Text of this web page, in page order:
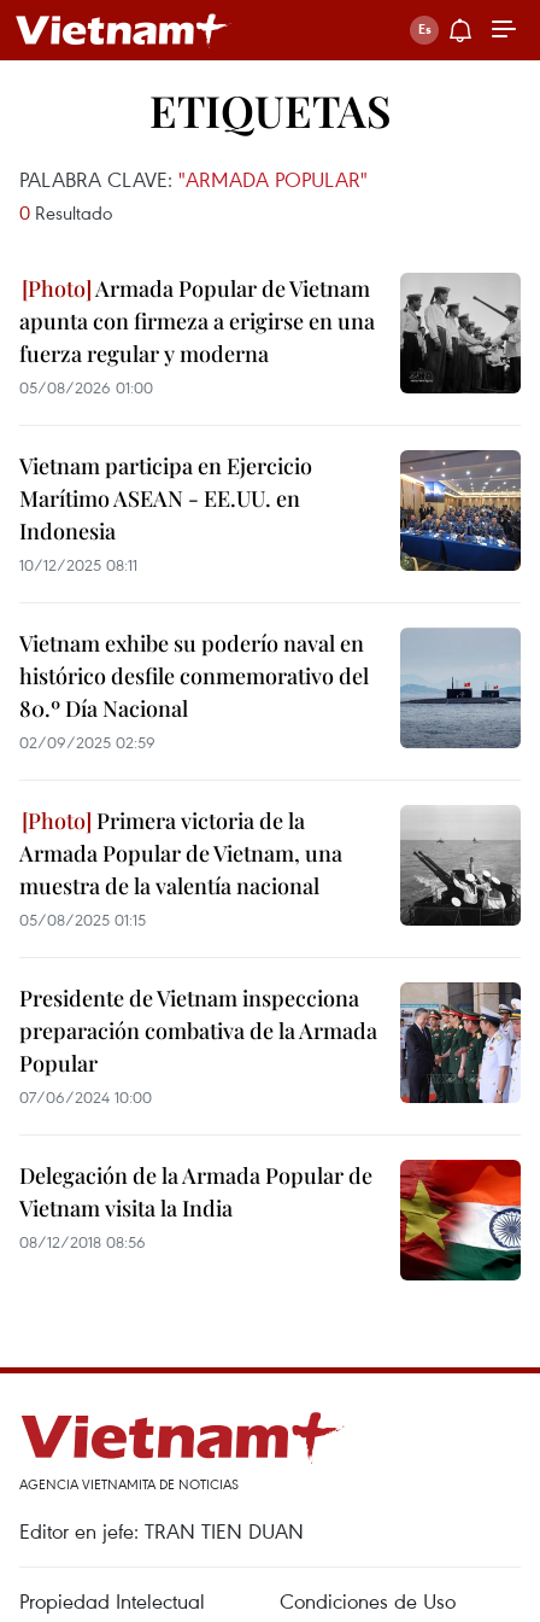
ETIQUETAS
PALABRA CLAVE: "ARMADA POPULAR"
0 Resultado
Armada Popular de Vietnam
apunta con firmeza a erigirse en una
fuerza regular y moderna
05/08/2026 01:00
Vietnam participa en Ejercicio
Marítimo ASEAN - EE.UU. en
Indonesia
10/12/2025 08:11
Vietnam exhibe su poderío naval en
histórico desfile conmemorativo del
80.º Día Nacional
02/09/2025 02:59
Primera victoria de la
Armada Popular de Vietnam, una
muestra de la valentía nacional
05/08/2025 01:15
Presidente de Vietnam inspecciona
preparación combativa de la Armada
Popular
07/06/2024 10:00
Delegación de la Armada Popular de
Vietnam visita la India
08/12/2018 08:56
AGENCIA VIETNAMITA DE NOTICIAS
Editor en jefe: TRAN TIEN DUAN
Propiedad Intelectual Condiciones de Uso